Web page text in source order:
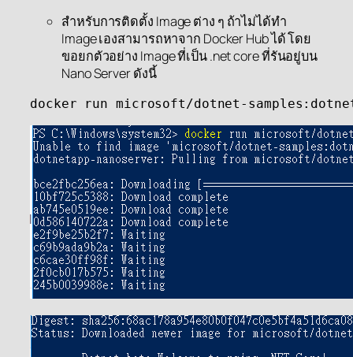
สำหรับการติดตั้ง Image ต่าง ๆ ถ้าไม่ได้ทำ
Image เองสามารถหาจาก Docker Hub ได้ โดย
ขอยกตัวอย่าง Image ที่เป็น .net core ที่รันอยู่บน
Nano Server ดังนี้
docker run microsoft/dotnet-